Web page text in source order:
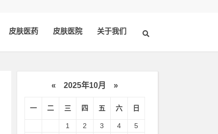
皮肤医药 皮肤医院 关于我们
« 2025年10月 »
一 二 三 四 五 六 日
1 2 3 4
5